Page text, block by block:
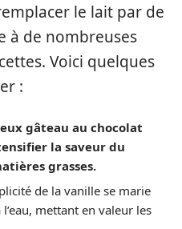
le lait par de
à de nombreuses
Voici quelques
:
gâteau au chocolat
la saveur du
grasses.
de la vanille se marie
mettant en valeur les